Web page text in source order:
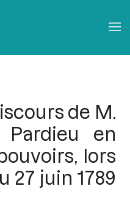
de M.
en
lors
27 juin 1789